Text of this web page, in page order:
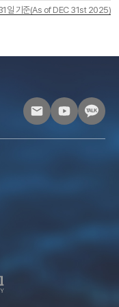
일 기준(As of DEC 31st 2025)